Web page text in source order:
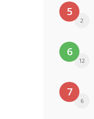
5
2
6
12
7
6